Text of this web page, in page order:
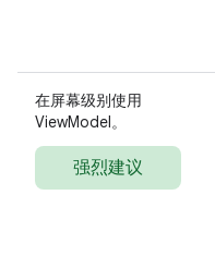
在屏幕级别使用
ViewModel。
强烈建议